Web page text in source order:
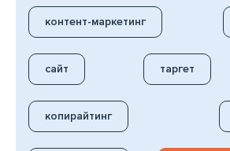
контент-маркетинг
сайт таргет
копирайтинг